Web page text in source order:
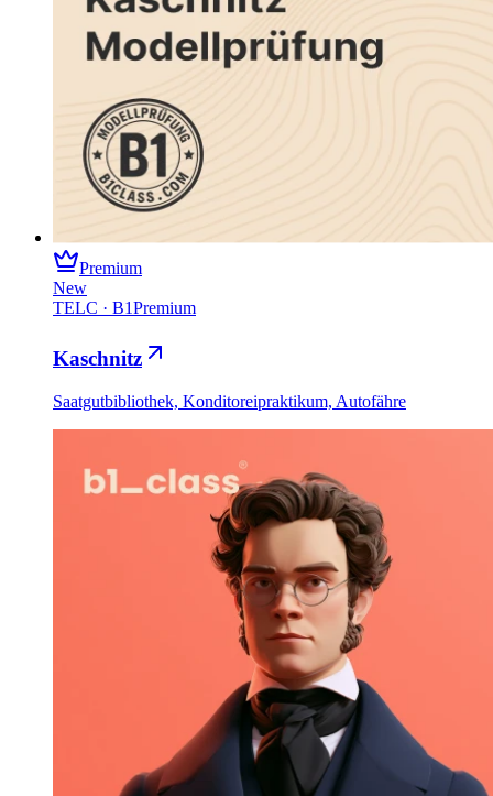
Premium
New
TELC · B1Premium
Kaschnitz
Saatgutbibliothek, Konditoreipraktikum, Autofähre